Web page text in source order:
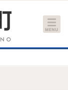
拡大